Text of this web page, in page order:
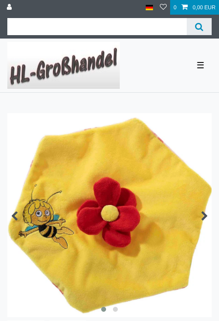
0 0,00 EUR
☰